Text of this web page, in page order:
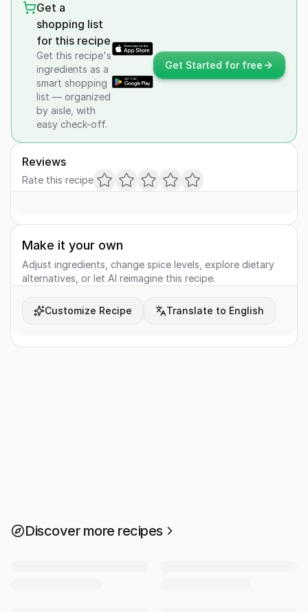
Get a
shopping list
for this recipe
Get this recipe's
ingredients as a
smart shopping
list — organized
by aisle, with
easy check-off.
Get Started for free
Reviews
Rate this recipe
Make it your own
Adjust ingredients, change spice levels, explore dietary
alternatives, or let AI reimagine this recipe.
Customize Recipe Translate to English
Discover more recipes